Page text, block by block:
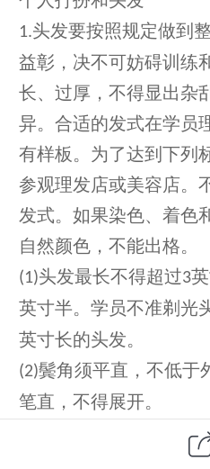
1.头发要按照规定做到
益彰，决不可妨碍训练
长、过厚，不得显出杂
异。合适的发式在学员
有样板。为了达到下列
参观理发店或美容店。
发式。如果染色、着色
自然颜色，不能出格。
(1)头发最长不得超过3
英寸半。学员不准剃光
英寸长的头发。
(2)鬓角须平直，不低于
笔直，不得展开。
头发要从一条清楚的